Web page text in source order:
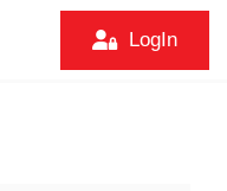
LogIn